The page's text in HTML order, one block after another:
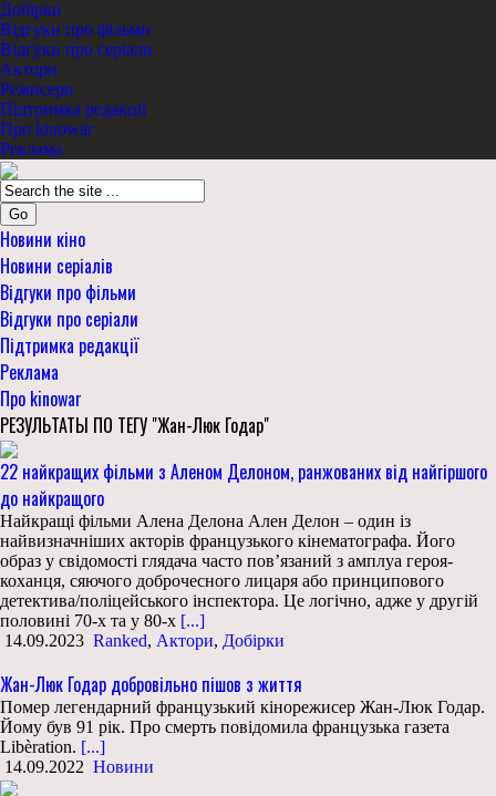
Добірки
Відгуки про фільми
Відгуки про серіали
Актори
Режисери
Підтримка редакції
Про kinowar
Реклама
Go
Новини кіно
Новини серіалів
Відгуки про фільми
Відгуки про серіали
Підтримка редакції
Реклама
Про kinowar
РЕЗУЛЬТАТЫ ПО ТЕГУ "Жан-Люк Годар"
22 найкращих фільми з Аленом Делоном, ранжованих від найгіршого
до найкращого
Найкращі фільми Алена Делона Ален Делон – один із
найвизначніших акторів французького кінематографа. Його
образ у свідомості глядача часто пов’язаний з амплуа героя-
коханця, сяючого доброчесного лицаря або принципового
детектива/поліцейського інспектора. Це логічно, адже у другій
половині 70-х та у 80-х [...]
14.09.2023 Ranked, Актори, Добірки
Жан-Люк Годар добровільно пішов з життя
Помер легендарний французький кінорежисер Жан-Люк Годар.
Йому був 91 рік. Про смерть повідомила французька газета
Libèration. [...]
14.09.2022 Новини